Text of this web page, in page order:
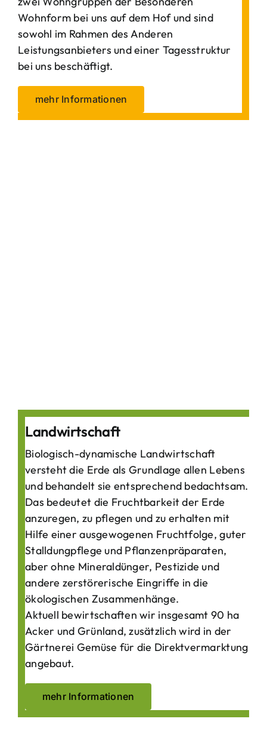
Wohnform bei uns auf dem Hof und sind
sowohl im Rahmen des Anderen
Leistungsanbieters und einer Tagesstruktur
bei uns beschäftigt.
mehr Informationen
Landwirtschaft
Biologisch-dynamische Landwirtschaft
versteht die Erde als Grundlage allen Lebens
und behandelt sie entsprechend bedachtsam.
Das bedeutet die Fruchtbarkeit der Erde
anzuregen, zu pflegen und zu erhalten mit
Hilfe einer ausgewogenen Fruchtfolge, guter
Stalldungpflege und Pflanzenpräparaten,
aber ohne Mineraldünger, Pestizide und
andere zerstörerische Eingriffe in die
ökologischen Zusammenhänge.
Aktuell bewirtschaften wir insgesamt 90 ha
Acker und Grünland, zusätzlich wird in der
Gärtnerei Gemüse für die Direktvermarktung
angebaut.
mehr Informationen